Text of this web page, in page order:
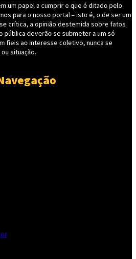
um papel a cumprir e que é ditado pelo
para o nosso portal – isto é, o de ser um
crítica, a opinião destemida sobre fatos
pública deverão se submeter a um só
fieis ao interesse coletivo, nunca se
situação.